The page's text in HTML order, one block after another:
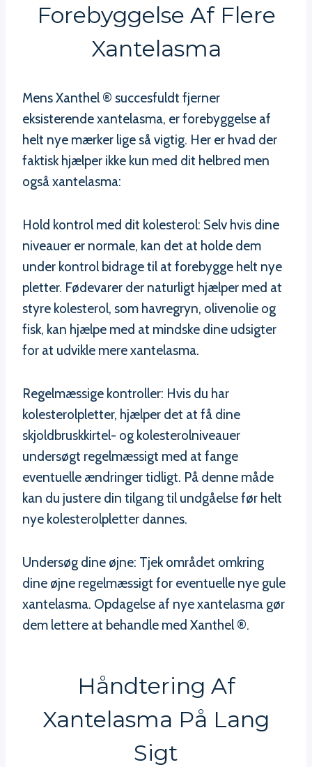
Forebyggelse Af Flere
Xantelasma
Mens Xanthel ® succesfuldt fjerner
eksisterende xantelasma, er forebyggelse af
helt nye mærker lige så vigtig. Her er hvad der
faktisk hjælper ikke kun med dit helbred men
også xantelasma:
Hold kontrol med dit kolesterol: Selv hvis dine
niveauer er normale, kan det at holde dem
under kontrol bidrage til at forebygge helt nye
pletter. Fødevarer der naturligt hjælper med at
styre kolesterol, som havregryn, olivenolie og
fisk, kan hjælpe med at mindske dine udsigter
for at udvikle mere xantelasma.
Regelmæssige kontroller: Hvis du har
kolesterolpletter, hjælper det at få dine
skjoldbruskkirtel- og kolesterolniveauer
undersøgt regelmæssigt med at fange
eventuelle ændringer tidligt. På denne måde
kan du justere din tilgang til undgåelse før helt
nye kolesterolpletter dannes.
Undersøg dine øjne: Tjek området omkring
dine øjne regelmæssigt for eventuelle nye gule
xantelasma. Opdagelse af nye xantelasma gør
dem lettere at behandle med Xanthel ®.
Håndtering Af
Xantelasma På Lang
Sigt